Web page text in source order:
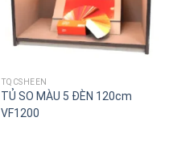
TQCSHEEN
TỦ SO MÀU 5 ĐÈN 120cm
VF1200